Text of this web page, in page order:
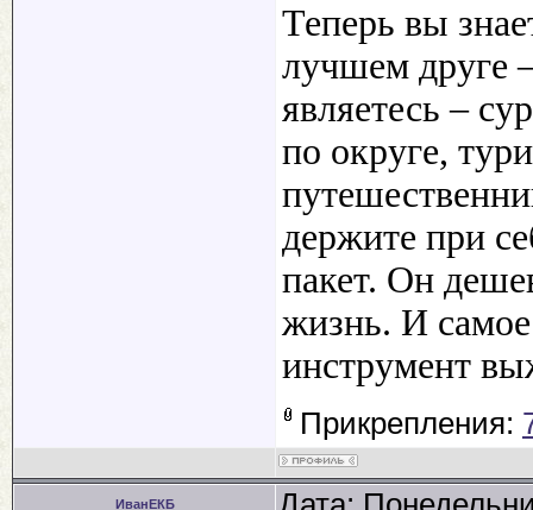
Теперь вы
лучшем друге
являетесь –
по округе,
держите при
пакет. Он
жизнь. И
инструмент
Прикрепления:
ИванЕКБ